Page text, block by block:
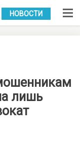
УКР РУС
НОВОСТИ
лишь